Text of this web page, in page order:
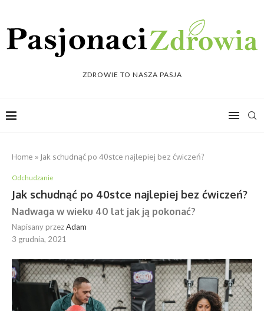
ZDROWIE TO NASZA PASJA
Home » Jak schudnąć po 40stce najlepiej bez ćwiczeń?
Odchudzanie
Jak schudnąć po 40stce najlepiej bez ćwiczeń?
Nadwaga w wieku 40 lat jak ją pokonać?
Napisany przezAdam
3 grudnia, 2021